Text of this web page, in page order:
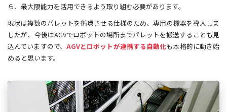
ら、最大限能力を活用できるよう取り組む必要があります。
現状は複数のパレットを循環させる仕様のため、専用の機器を導入しま
したが、今後はAGVでロボットの場所までパレットを搬送することも見
込んでいますので、 AGVとロボットが連携する自動化も本格的に動き始
めると思います。